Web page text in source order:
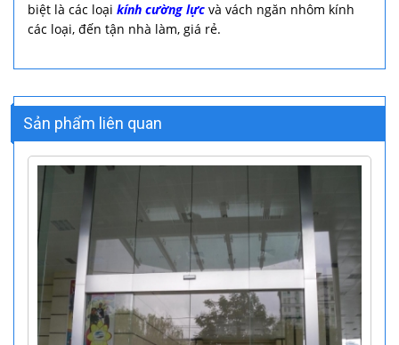
biệt là các loại kính cường lực và vách ngăn nhôm kính
các loại, đến tận nhà làm, giá rẻ.
Sản phẩm liên quan